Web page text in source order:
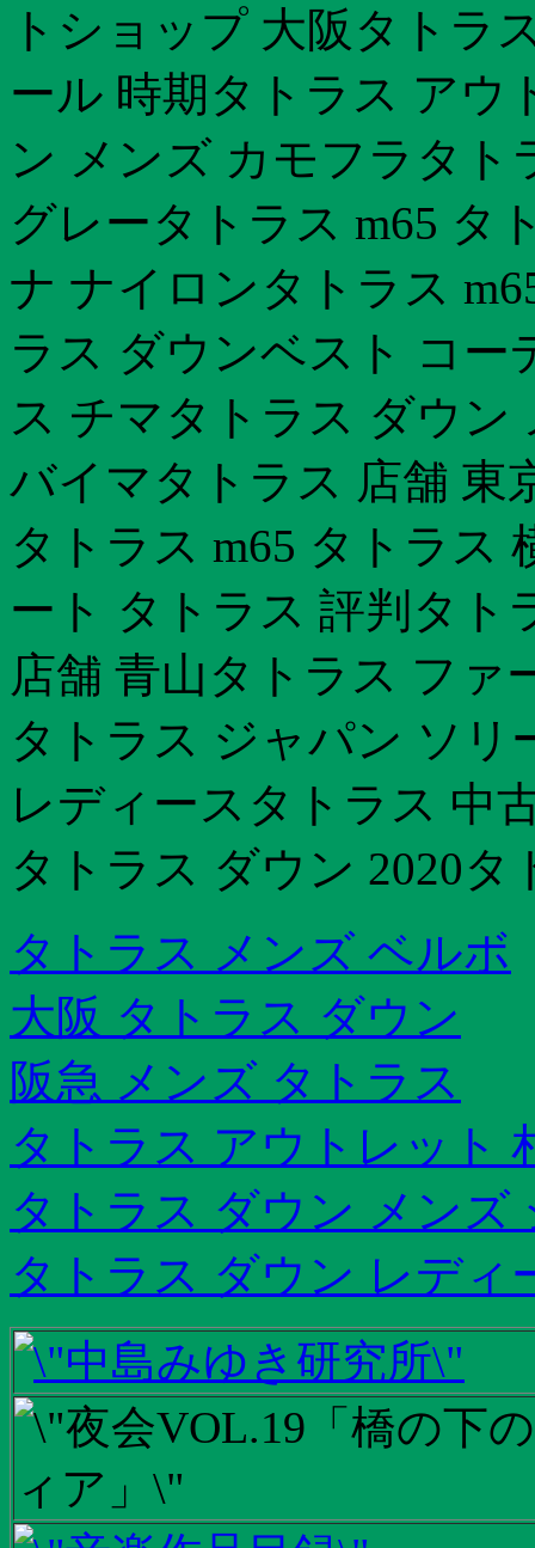
トショップ 大阪タトラ
ール 時期タトラス アウ
ン メンズ カモフラタ
グレータトラス m65 タ
ナ ナイロンタトラス
ラス ダウンベスト コー
ス チマタトラス ダウン
バイマタトラス 店舗 東
タトラス m65 タトラス
ート タトラス 評判タト
店舗 青山タトラス ファ
タトラス ジャパン ソ
レディースタトラス 中
タトラス ダウン 2020
タトラス メンズ ベルボ
大阪 タトラス ダウン
阪急 メンズ タトラス
タトラス アウトレット
タトラス ダウン メンズ
タトラス ダウン レディ